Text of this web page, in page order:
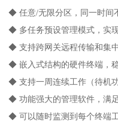
◆ 任意/无限分区，同一时间
◆ 多任务预设管理模式，实
◆ 支持跨网关远程传输和集
◆ 嵌入式结构的硬件终端，
◆ 支持一周连续工作（待机
◆ 功能强大的管理软件，满
◆ 可以随时监测到每个终端